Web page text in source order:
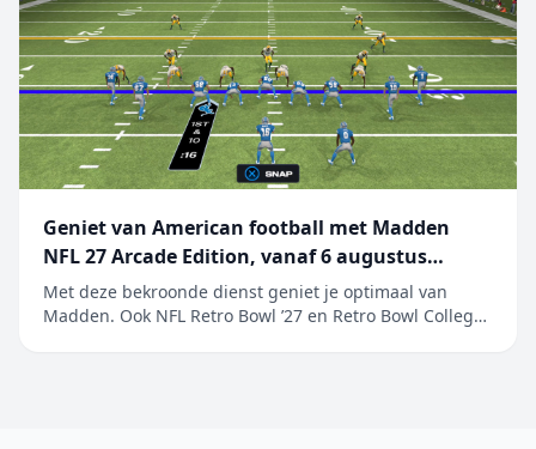
Geniet van American football met Madden
NFL 27 Arcade Edition, vanaf 6 augustus
beschikbaar op Apple Arcade
Met deze bekroonde dienst geniet je optimaal van
Madden. Ook NFL Retro Bowl ’27 en Retro Bowl College+